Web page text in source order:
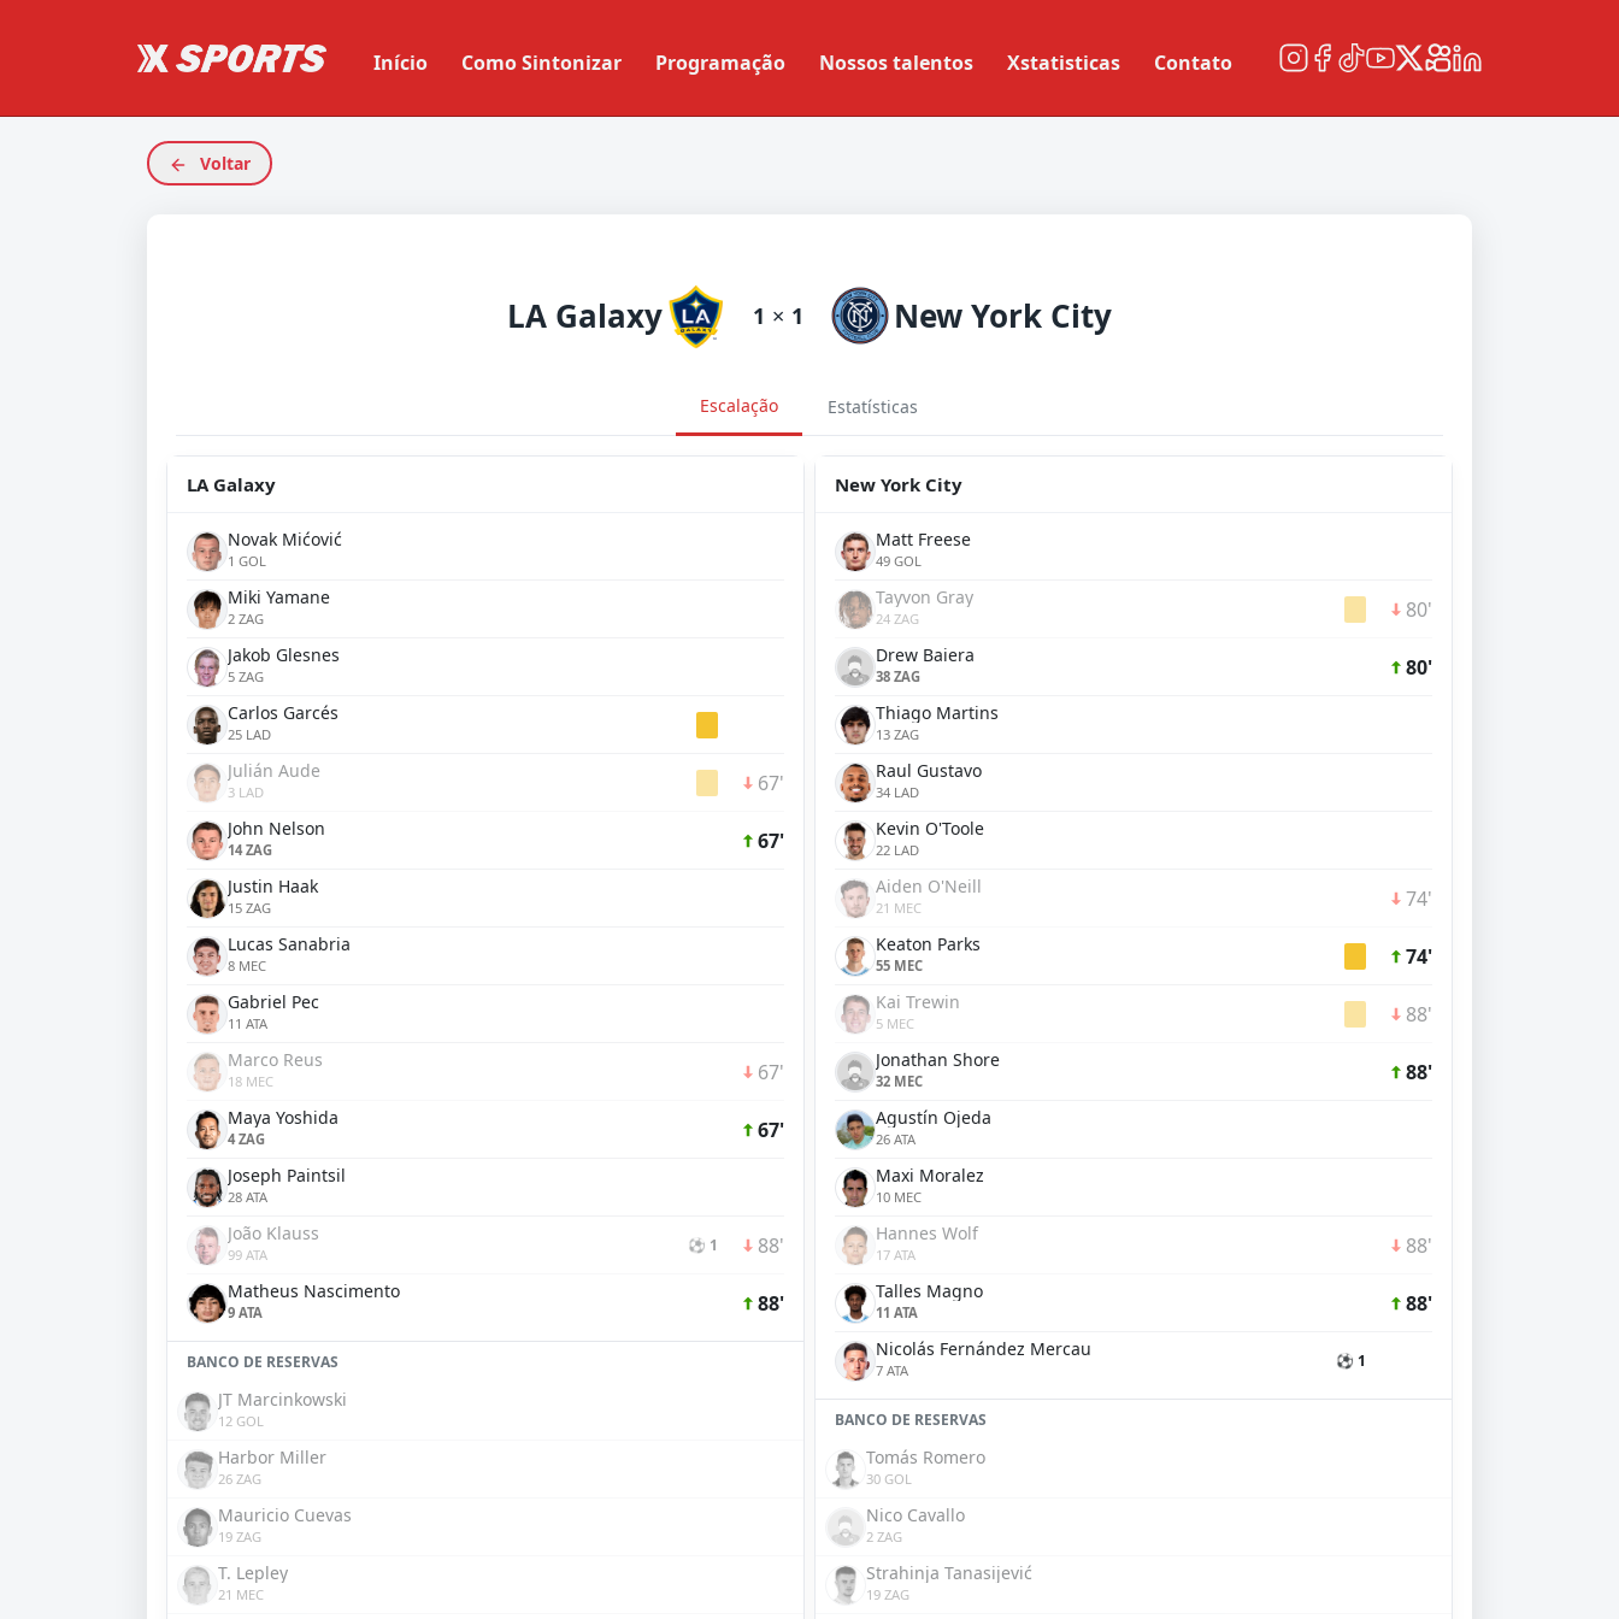
Início Como Sintonizar Programação Nossos talentos Xstatisticas Contato
Voltar
LA Galaxy 1 × 1 New York City
Escalação Estatísticas
LA Galaxy
Novak Mićović
1 GOL
Miki Yamane
2 ZAG
Jakob Glesnes
5 ZAG
Carlos Garcés
25 LAD
Julián Aude
3 LAD 67'
John Nelson
14 ZAG 67'
Justin Haak
15 ZAG
Lucas Sanabria
8 MEC
Gabriel Pec
11 ATA
Marco Reus
18 MEC 67'
Maya Yoshida
4 ZAG 67'
Joseph Paintsil
28 ATA
João Klauss
99 ATA ⚽ 1 88'
Matheus Nascimento
9 ATA 88'
BANCO DE RESERVAS
JT Marcinkowski
12 GOL
Harbor Miller
26 ZAG
Mauricio Cuevas
19 ZAG
T. Lepley
21 MEC
New York City
Matt Freese
49 GOL
Tayvon Gray
24 ZAG 80'
Drew Baiera
38 ZAG 80'
Thiago Martins
13 ZAG
Raul Gustavo
34 LAD
Kevin O'Toole
22 LAD
Aiden O'Neill
21 MEC 74'
Keaton Parks
55 MEC 74'
Kai Trewin
5 MEC 88'
Jonathan Shore
32 MEC 88'
Agustín Ojeda
26 ATA
Maxi Moralez
10 MEC
Hannes Wolf
17 ATA 88'
Talles Magno
11 ATA 88'
Nicolás Fernández Mercau
7 ATA ⚽ 1
BANCO DE RESERVAS
Tomás Romero
30 GOL
Nico Cavallo
2 ZAG
Strahinja Tanasijević
19 ZAG